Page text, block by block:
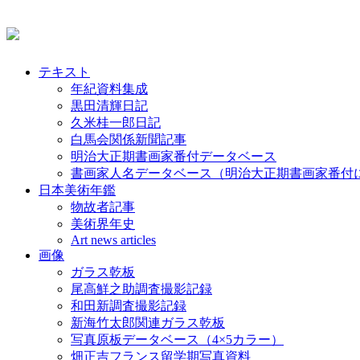
テキスト
年紀資料集成
黒田清輝日記
久米桂一郎日記
白馬会関係新聞記事
明治大正期書画家番付データベース
書画家人名データベース（明治大正期書画家番付
日本美術年鑑
物故者記事
美術界年史
Art news articles
画像
ガラス乾板
尾高鮮之助調査撮影記録
和田新調査撮影記録
新海竹太郎関連ガラス乾板
写真原板データベース（4×5カラー）
畑正吉フランス留学期写真資料